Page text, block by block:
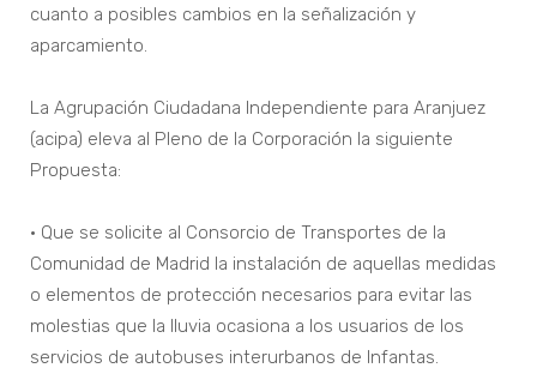
cuanto a posibles cambios en la señalización y
aparcamiento.
La Agrupación Ciudadana Independiente para Aranjuez
(acipa) eleva al Pleno de la Corporación la siguiente
Propuesta:
• Que se solicite al Consorcio de Transportes de la
Comunidad de Madrid la instalación de aquellas medidas
o elementos de protección necesarios para evitar las
molestias que la lluvia ocasiona a los usuarios de los
servicios de autobuses interurbanos de Infantas.